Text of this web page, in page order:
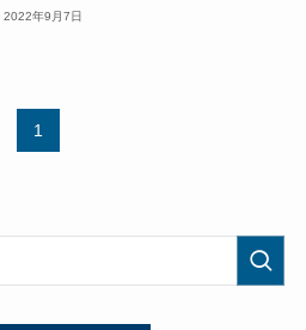
2022年9月7日
1